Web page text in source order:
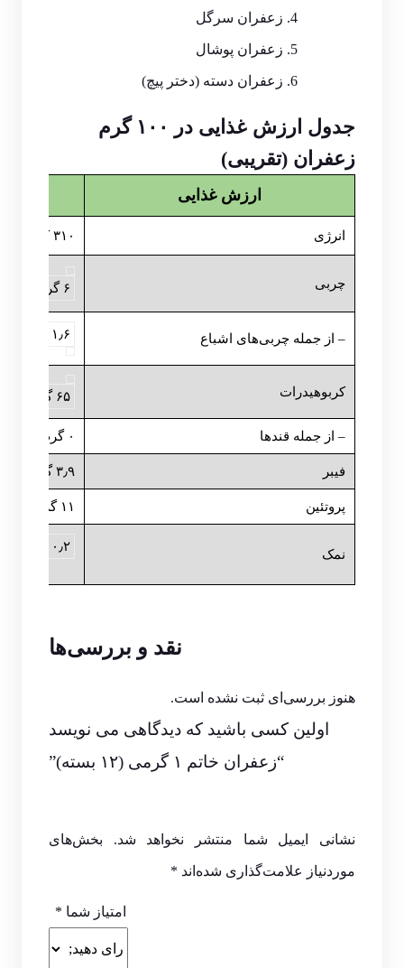
زعفران سرگل
زعفران پوشال
زعفران دسته (دختر پیچ)
جدول ارزش غذایی در ۱۰۰ گرم
زعفران (تقریبی)
ارزش غذایی
انرژی ۳۱۰ کیلوکالری
چربی ۶ گرم
– از جمله چربی‌های اشباع ۱٫۶ گرم
کربوهیدرات ۶۵ گرم
– از جمله قندها ۰ گرم
فیبر ۳٫۹ گرم
پروتئین ۱۱ گرم
نمک
۰٫۲ گرم
نقد و بررسی‌ها
هنوز بررسی‌ای ثبت نشده است.
اولین کسی باشید که دیدگاهی می نویسد
“زعفران خاتم ۱ گرمی (۱۲ بسته)”
نشانی ایمیل شما منتشر نخواهد شد. بخش‌های
موردنیاز علامت‌گذاری شده‌اند *
امتیاز شما *